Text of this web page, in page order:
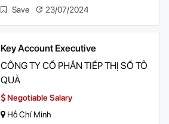
Save
23/07/2024
Key Account Executive
CÔNG TY CỔ PHẦN TIẾP THỊ SỐ TÔ
QUÀ
Negotiable Salary
Hồ Chí Minh